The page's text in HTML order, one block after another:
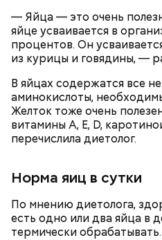
— Яйца — это очень
яйце усваивается в
процентов. Он
из курицы и говядины, —
В яйцах содержатся все
аминокислоты,
Желток тоже очень
витамины А, Е, D,
перечислила диетолог.
Норма яиц в сутки
По мнению диетолога,
есть одно или два яйца в
термически обрабатывать.
Ранние плоды, по словам
рака: